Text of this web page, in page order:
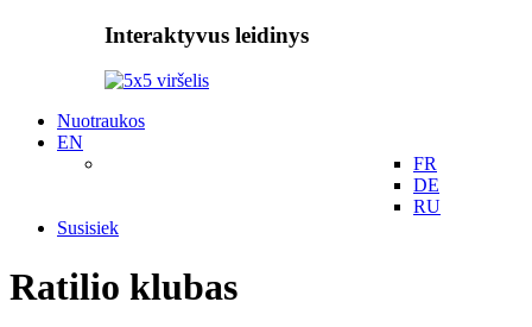
Interaktyvus leidinys
Nuotraukos
EN
FR
DE
RU
Susisiek
Ratilio klubas